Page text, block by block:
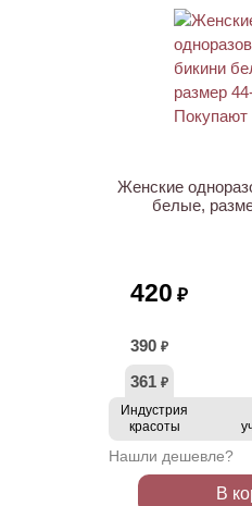
Женские
белые,
420 ₽
390 ₽
361 ₽
Индустрия
красоты
Нашли дешевле?
В